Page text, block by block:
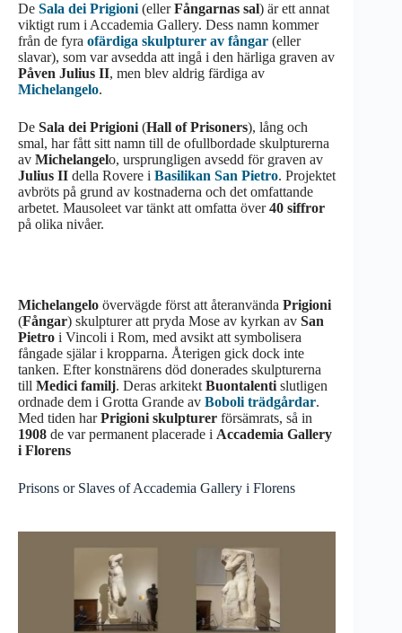
De Sala dei Prigioni(ellerFångarnas sal) är ett annat
viktigt rum i Accademia Gallery. Dess namn kommer
från de fyra ofärdiga skulpturer av fångar (eller
slavar), som var avsedda att ingå i den härliga graven av
Påven Julius II, men blev aldrig färdiga av
Michelangelo.
De Sala dei Prigioni(Hall of Prisoners), lång och
smal, har fått sitt namn till de ofullbordade skulpturerna
av Michelangelo, ursprungligen avsedd för graven av
Julius II della Rovere i Basilikan San Pietro. Projektet
avbröts på grund av kostnaderna och det omfattande
arbetet. Mausoleet var tänkt att omfatta över40 siffror
på olika nivåer.
Michelangelo övervägde först att återanvända Prigioni
(Fångar) skulpturer att pryda Mose av kyrkan av San
Pietro i Vincoli i Rom, med avsikt att symbolisera
fångade själar i kropparna. Återigen gick dock inte
tanken. Efter konstnärens död donerades skulpturerna
till Medici familj. Deras arkitektBuontalentislutligen
ordnade dem i Grotta Grande av Boboli trädgårdar.
Med tiden harPrigioni skulpturer försämrats, så in
1908 de var permanent placerade i Accademia Gallery
i Florens
Prisons or Slaves of Accademia Gallery i Florens